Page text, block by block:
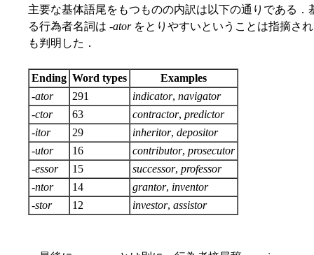
主要な基体語尾をもつものの内訳は以下の通りである．
る行為者名詞は -atorをとりやすいということは指摘さ
も判明した．
Ending Word types
Examples
-ator 291 indicator, navigator
-ctor 63 contractor, predictor
-itor 29 inheritor, depositor
-utor 16 contributor, prosecutor
-essor 15 successor, professor
-ntor 14 grantor, inventor
-stor 12 investor, assistor